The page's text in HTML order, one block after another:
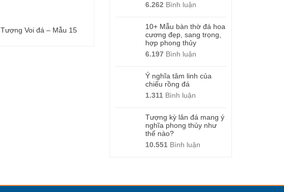
6.262 Bình luận
10+ Mẫu bàn thờ đá hoa
cương đẹp, sang trọng,
hợp phong thủy
6.197 Bình luận
Ý nghĩa tâm linh của
chiếu rồng đá
1.311 Bình luận
Tượng kỳ lân đá mang ý
nghĩa phong thủy như
thế nào?
10.551 Bình luận
Tượng Voi đá – Mẫu 15 Tượng Rồng đá – Mẫu 09 Tượng Voi đá –